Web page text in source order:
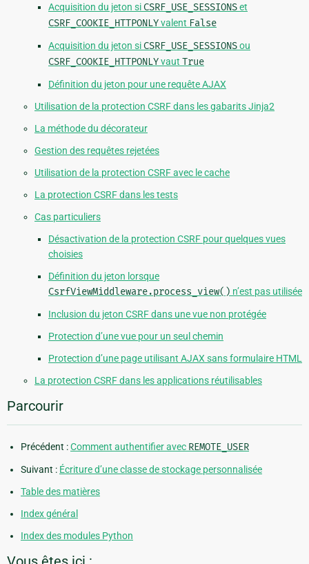
Acquisition du jeton si CSRF_USE_SESSIONSet
CSRF_COOKIE_HTTPONLYvalent False
Acquisition du jeton si CSRF_USE_SESSIONSou
CSRF_COOKIE_HTTPONLYvaut True
Définition du jeton pour une requête AJAX
Utilisation de la protection CSRF dans les gabarits Jinja2
La méthode du décorateur
Gestion des requêtes rejetées
Utilisation de la protection CSRF avec le cache
La protection CSRF dans les tests
Cas particuliers
Désactivation de la protection CSRF pour quelques vues
choisies
Définition du jeton lorsque
CsrfViewMiddleware.process_view() n’est pas utilisée
Inclusion du jeton CSRF dans une vue non protégée
Protection d’une vue pour un seul chemin
Protection d’une page utilisant AJAX sans formulaire HTML
La protection CSRF dans les applications réutilisables
Parcourir
Précédent :Comment authentifier avec REMOTE_USER
Suivant : Écriture d’une classe de stockage personnalisée
Table des matières
Index général
Index des modules Python